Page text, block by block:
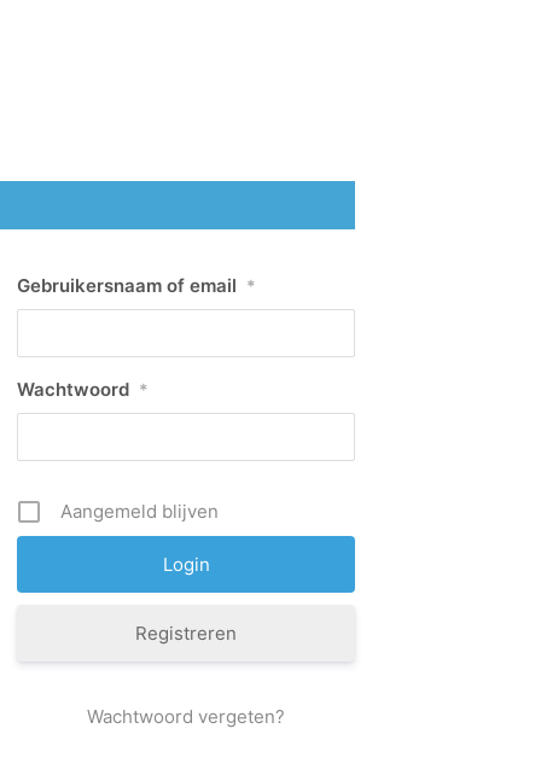
Gebruikersnaam of email *
Wachtwoord *
Aangemeld blijven
Registreren
Wachtwoord vergeten?